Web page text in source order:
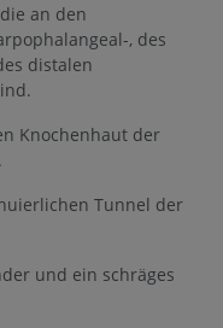
an den
, des
distalen
Knochenhaut der
Tunnel der
und ein schräges